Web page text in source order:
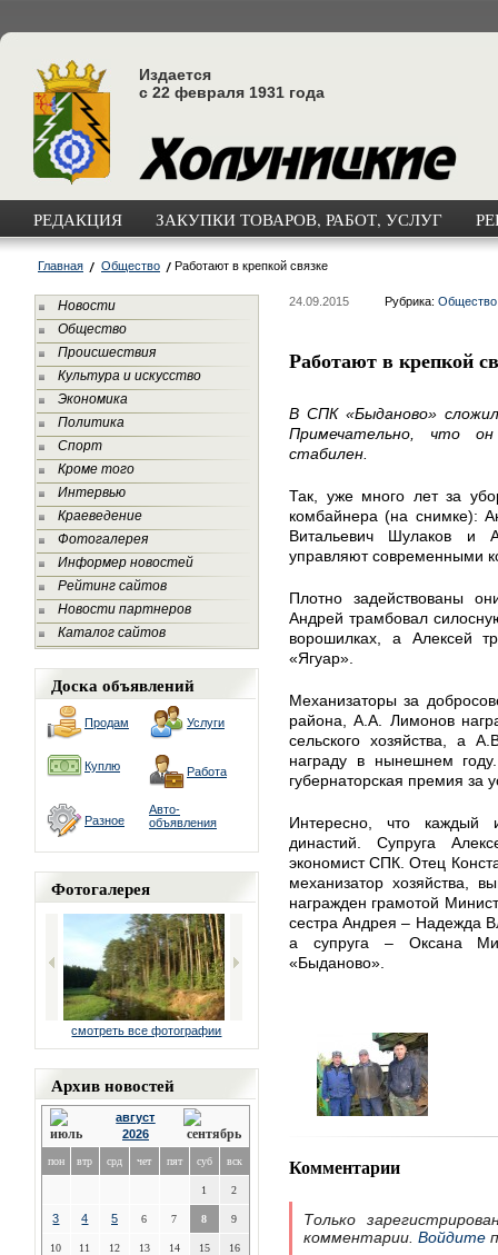
Издается
с 22 февраля 1931 года
РЕДАКЦИЯ ЗАКУПКИ ТОВАРОВ, РАБОТ, УСЛУГ
Главная Общество Работают в крепкой связке
Новости
Общество
Происшествия
Культура и искусство
Экономика
Политика
Спорт
Кроме того
Интервью
Краеведение
Фотогалерея
Информер новостей
Рейтинг сайтов
Новости партнеров
Каталог сайтов
Доска объявлений
Продам Услуги
Куплю Работа
Разное
Авто-
объявления
Фотогалерея
смотреть все фотографии
Архив новостей
август
2026
пон втр срд чет пят суб вск
1 2
3 4 5 6 7 8 9
10 11 12 13 14 15 16
24.09.2015 Рубрика: Общество
Работают в крепкой
В СПК «Быданово»
Примечательно, что
стабилен.
Так, уже много лет за
комбайнера (на снимке):
Витальевич Шулаков и
управляют современными
Плотно задействованы
Андрей трамбовал
ворошилках, а Алексей
«Ягуар».
Механизаторы за
района, А.А. Лимонов
сельского хозяйства, а
награду в нынешнем
губернаторская премия за
Интересно, что каждый
династий. Супруга
экономист СПК. Отец
механизатор хозяйства,
награжден грамотой
сестра Андрея – Надежда
а супруга – Оксана
«Быданово».
Комментарии
Только
комментарии. Войдите